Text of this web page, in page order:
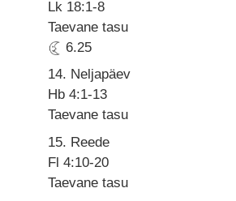
Lk 18:1-8
Taevane tasu
6.25
14. Neljapäev
Hb 4:1-13
Taevane tasu
15. Reede
Fl 4:10-20
Taevane tasu